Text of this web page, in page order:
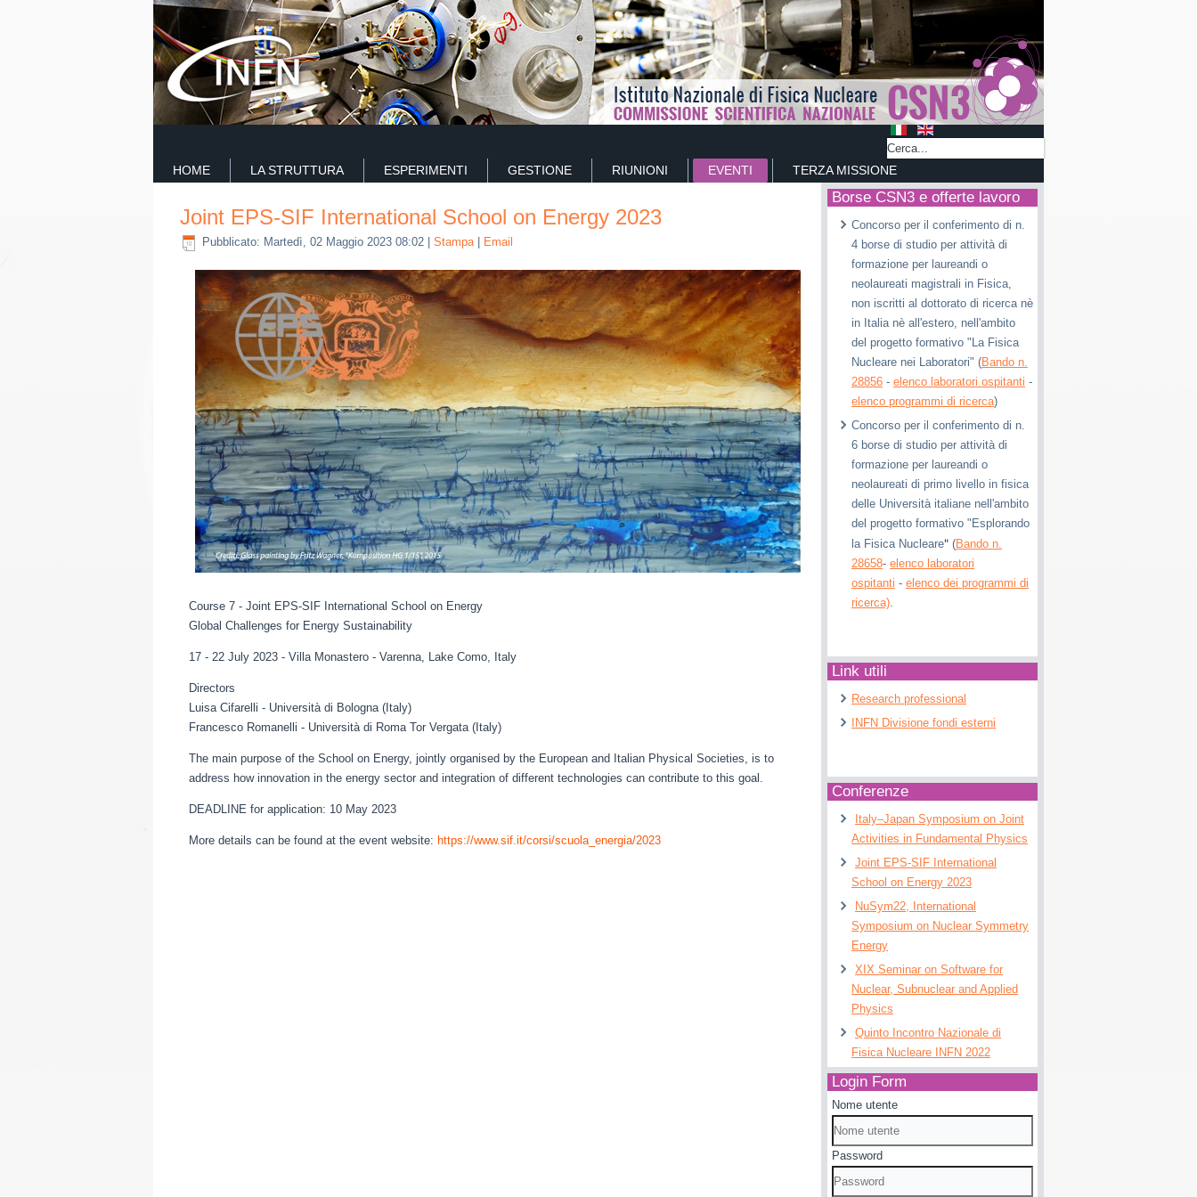
HOME LA STRUTTURA ESPERIMENTI GESTIONE RIUNIONI EVENTI TERZA MISSIONE
Joint EPS-SIF International School on Energy 2023
Pubblicato: Martedì, 02 Maggio 2023 08:02 Stampa Email
Course 7 - Joint EPS-SIF International School on Energy
Global Challenges for Energy Sustainability
17 - 22 July 2023 - Villa Monastero - Varenna, Lake Como, Italy
Directors
Luisa Cifarelli - Università di Bologna (Italy)
Francesco Romanelli - Università di Roma Tor Vergata (Italy)
The main purpose of the School on Energy, jointly organised by the European and Italian Physical Societies, is to
address how innovation in the energy sector and integration of different technologies can contribute to this goal.
DEADLINE for application: 10 May 2023
More details can be found at the event website: https://www.sif.it/corsi/scuola_energia/2023
Borse CSN3 e offerte lavoro
Concorso per il conferimento di n.
4 borse di studio per attività di
formazione per laureandi o
neolaureati magistrali in Fisica,
non iscritti al dottorato di ricerca nè
in Italia nè all'estero, nell'ambito
del progetto formativo "La Fisica
Nucleare nei Laboratori" (Bando n.
28856 - elenco laboratori ospitanti -
elenco programmi di ricerca)
Concorso per il conferimento di n.
6 borse di studio per attività di
formazione per laureandi o
neolaureati di primo livello in fisica
delle Università italiane nell'ambito
del progetto formativo "Esplorando
la Fisica Nucleare" (Bando n.
28658- elenco laboratori
ospitanti - elenco dei programmi di
ricerca).
Link utili
Research professional
INFN Divisione fondi esterni
Conferenze
Italy–Japan Symposium on Joint
Activities in Fundamental Physics
Joint EPS-SIF International
School on Energy 2023
NuSym22, International
Symposium on Nuclear Symmetry
Energy
XIX Seminar on Software for
Nuclear, Subnuclear and Applied
Physics
Quinto Incontro Nazionale di
Fisica Nucleare INFN 2022
Login Form
Nome utente
Password